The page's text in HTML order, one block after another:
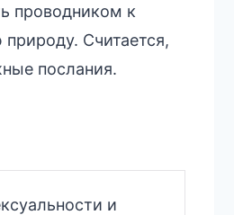
проводником к
Считается,
послания.
и